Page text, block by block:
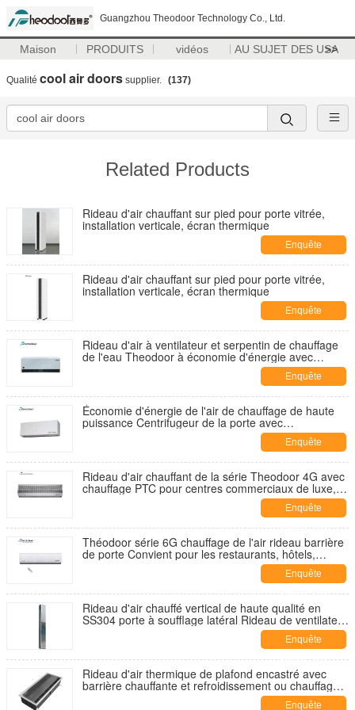
Guangzhou Theodoor Technology Co., Ltd.
Maison PRODUITS vidéos AU SUJET DES USA
>>
Qualité cool air doors supplier. (137)
Related Products
Rideau d'air chauffant sur pied pour porte vitrée,
installation verticale, écran thermique
Enquête
maintenant
Rideau d'air chauffant sur pied pour porte vitrée,
installation verticale, écran thermique
Enquête
maintenant
Rideau d'air à ventilateur et serpentin de chauffage
de l'eau Theodoor à économie d'énergie avec
Enquête
maintenant
Économie d'énergie de l'air de chauffage de haute
puissance Centrifugeur de la porte avec
Enquête
maintenant
Rideau d'air chauffant de la série Theodoor 4G avec
chauffage PTC pour centres commerciaux de luxe,
Enquête
maintenant
Théodoor série 6G chauffage de l'air rideau barrière
de porte Convient pour les restaurants, hôtels,
Enquête
maintenant
Rideau d'air chauffé vertical de haute qualité en
SS304 porte à soufflage latéral Rideau de ventilateur
Enquête
maintenant
Rideau d'air thermique de plafond encastré avec
barrière chauffante et refroidissement ou chauffage
Enquête